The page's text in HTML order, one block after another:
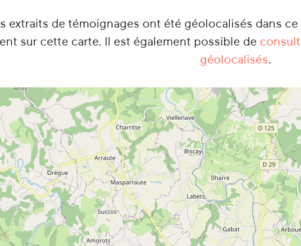
extraits de témoignages ont été géolocalisés dans
sur cette carte. Il est également possible de
géolocalisés.